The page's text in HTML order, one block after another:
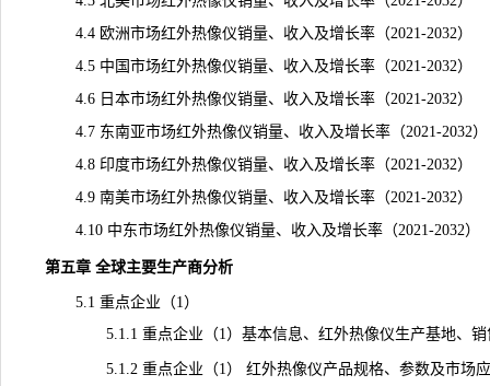
4.4 欧洲市场红外热像仪销量、收入及增长率（2021-2032）
4.5 中国市场红外热像仪销量、收入及增长率（2021-2032）
4.6 日本市场红外热像仪销量、收入及增长率（2021-2032）
4.7 东南亚市场红外热像仪销量、收入及增长率（2021-2032）
4.8 印度市场红外热像仪销量、收入及增长率（2021-2032）
4.9 南美市场红外热像仪销量、收入及增长率（2021-2032）
4.10 中东市场红外热像仪销量、收入及增长率（2021-2032）
第五章 全球主要生产商分析
5.1 重点企业（1）
5.1.1 重点企业（1）基本信息、红外热像仪生产基地、销
5.1.2 重点企业（1） 红外热像仪产品规格、参数及市场